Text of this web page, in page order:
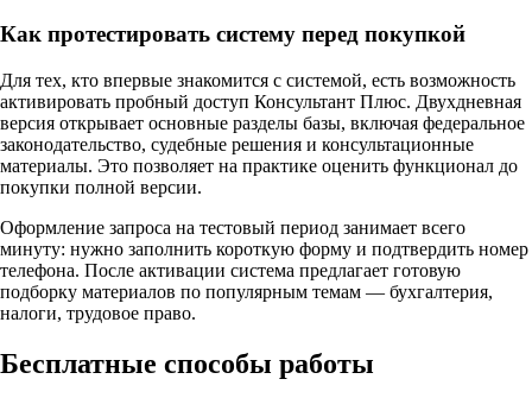
Как протестировать систему перед покупкой
Для тех, кто впервые знакомится с системой, есть возможность
активировать пробный доступ Консультант Плюс. Двухдневная
версия открывает основные разделы базы, включая федеральное
законодательство, судебные решения и консультационные
материалы. Это позволяет на практике оценить функционал до
покупки полной версии.
Оформление запроса на тестовый период занимает всего
минуту: нужно заполнить короткую форму и подтвердить номер
телефона. После активации система предлагает готовую
подборку материалов по популярным темам — бухгалтерия,
налоги, трудовое право.​
Бесплатные способы работы